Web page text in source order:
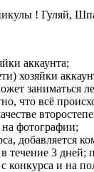
! Гуляй,
аккаунта;
хозяйки
заниматься
что всё
фотографии;
добавляется
3 дней;
конкурса и на